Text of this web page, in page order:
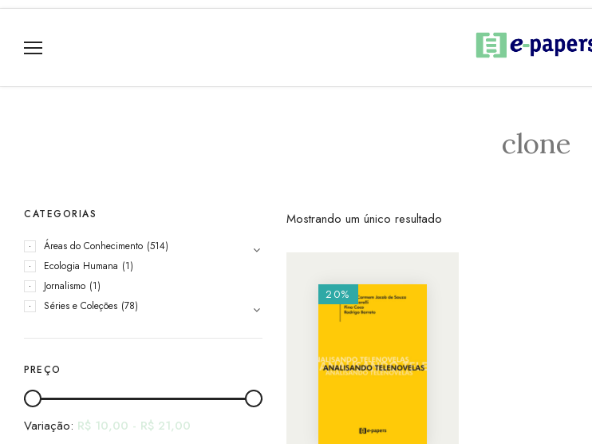
clone
CATEGORIAS
Áreas do Conhecimento (514)
Ecologia Humana (1)
Jornalismo (1)
Séries e Coleções (78)
PREÇO
Variação: R$ 10,00 - R$ 21,00
Mostrando um único resultado
20%